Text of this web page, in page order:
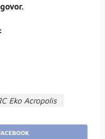
Eko Acropolis